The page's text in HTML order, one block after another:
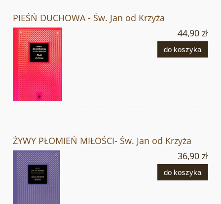
PIEŚŃ DUCHOWA - Św. Jan od Krzyża
44,90 zł
do koszyka
ŻYWY PŁOMIEŃ MIŁOŚCI- Św. Jan od Krzyża
36,90 zł
do koszyka